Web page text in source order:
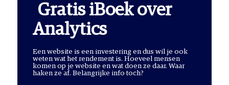
Gratis iBoek over
Analytics
Een website is een investering en dus wil je ook
weten wat het rendement is. Hoeveel mensen
komen op je website en wat doen ze daar. Waar
haken ze af. Belangrijke info toch?